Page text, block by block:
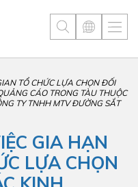
TỔ CHỨC LỰA CHỌN ĐỐI
CÁO TRONG TÀU THUỘC
TY TNHH MTV ĐƯỜNG SẮT
GIA HẠN
LỰA CHỌN